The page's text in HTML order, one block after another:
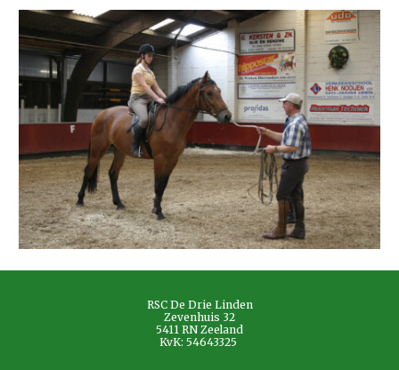
RSC De Drie Linden
Zevenhuis 32
5411 RN Zeeland
KvK: 54643325